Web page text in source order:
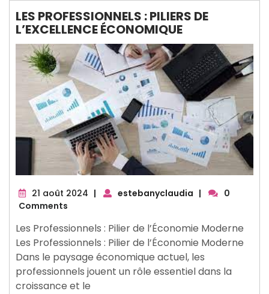
LES PROFESSIONNELS : PILIERS DE
L’EXCELLENCE ÉCONOMIQUE
21 août 2024 21| estebanyclaudia |
0
Comments
Les Professionnels : Pilier de l’Économie Moderne
Les Professionnels : Pilier de l’Économie Moderne
Dans le paysage économique actuel, les
professionnels jouent un rôle essentiel dans la
croissance et le